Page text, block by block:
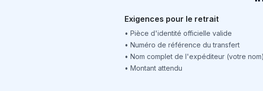
Exigences pour le retrait
• Pièce d'identité officielle valide
• Numéro de référence du transfert
• Nom complet de l'expéditeur (votre nom)
• Montant attendu